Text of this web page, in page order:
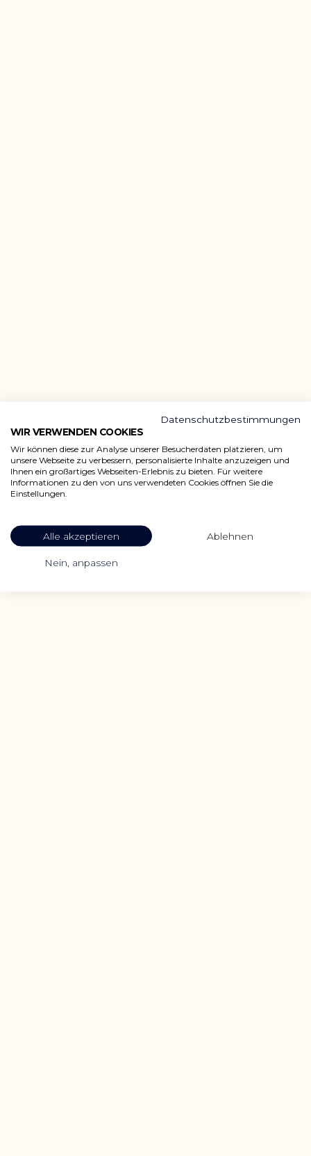
Datenschutzbestimmungen
WIR VERWENDEN COOKIES
Wir können diese zur Analyse unserer Besucherdaten platzieren, um
unsere Webseite zu verbessern, personalisierte Inhalte anzuzeigen und
Ihnen ein großartiges Webseiten-Erlebnis zu bieten. Für weitere
Informationen zu den von uns verwendeten Cookies öffnen Sie die
Einstellungen.
Alle akzeptieren Ablehnen
Nein, anpassen